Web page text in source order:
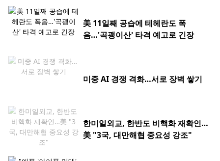
美 11일째 공습에 테헤란도 폭
음…'곡괭이산' 타격 예고로 긴장
미중 AI 경쟁 격화…서로 장벽 쌓기
한미일외교, 한반도 비핵화 재확인…
美 "3국, 대만해협 중요성 강조"